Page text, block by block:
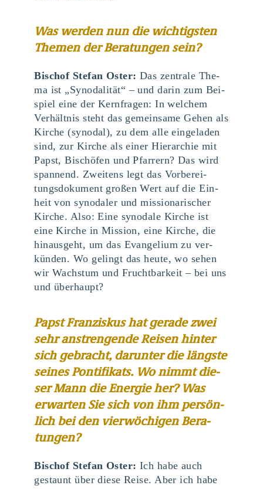
Was wer­den nun die wich­tigs­ten
The­men der Bera­tun­gen sein?
Bischof Ste­fan Oster: Das zen­tra­le The­
ma ist ​ „Syn­oda­li­tät“ – und dar­in zum Bei­
spiel eine der Kern­fra­gen: In wel­chem
Ver­hält­nis steht das gemein­sa­me Gehen als
Kir­che (syn­odal), zu dem alle ein­ge­la­den
sind, zur Kir­che als einer Hier­ar­chie mit
Papst, Bischö­fen und Pfar­rern? Das wird
span­nend. Zwei­tens legt das Vor­be­rei­
tungs­do­ku­ment gro­ßen Wert auf die Ein­
heit von syn­oda­ler und mis­sio­na­ri­scher
Kir­che. Also: Eine syn­oda­le Kir­che ist
eine Kir­che in Mis­si­on, eine Kir­che, die
hin­aus­geht, um das Evan­ge­li­um zu ver­
kün­den. Wo gelingt das heu­te, wo sehen
wir Wachs­tum und Frucht­bar­keit – bei uns
und überhaupt?
Papst Fran­zis­kus hat gera­de zwei
sehr anstren­gen­de Rei­sen hin­ter
sich gebracht, dar­un­ter die längs­te
sei­nes Pon­ti­fi­kats. Wo nimmt die­
ser Mann die Ener­gie her? Was
erwar­ten Sie sich von ihm per­sön­
lich bei den vier­wö­chi­gen Bera­
tun­gen?
Bischof Ste­fan Oster: Ich habe auch
gestaunt über die­se Rei­se. Aber ich habe